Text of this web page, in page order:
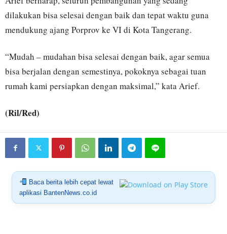
dilakukan bisa selesai dengan baik dan tepat waktu guna
mendukung ajang Porprov ke VI di Kota Tangerang.
“Mudah – mudahan bisa selesai dengan baik, agar semua
bisa berjalan dengan semestinya, pokoknya sebagai tuan
rumah kami persiapkan dengan maksimal,” kata Arief.
(Ril/Red)
Baca berita lebih cepat lewat
aplikasi BantenNews.co.id